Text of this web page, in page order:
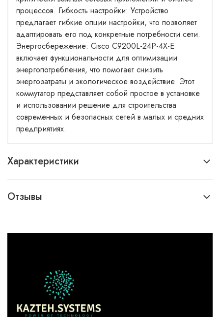
процессов. Гибкость настройки: Устройство
предлагает гибкие опции настройки, что позволяет
адаптировать его под конкретные потребности сети.
Энергосбережение: Cisco C9200L-24P-4X-E
включает функциональности для оптимизации
энергопотребления, что помогает снизить
энергозатраты и экологическое воздействие. Этот
коммутатор представляет собой простое в установке
и использовании решение для строительства
современных и безопасных сетей в малых и средних
предприятиях.
Характеристики
Отзывы